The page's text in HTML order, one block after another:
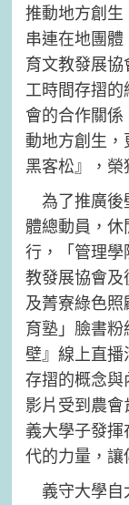
推動地方創生
串連在地團
育文教發展
工時間存摺
會的合作關
動地方創生，
黑客松』，榮
為了推廣後
體總動員，
行，「管理學
教發展協會及
及菁寮綠色
育塾」臉書
壁』線上直播
存摺的概念與
影片受到農會
義大學子發
代的力量，讓
義守大學自